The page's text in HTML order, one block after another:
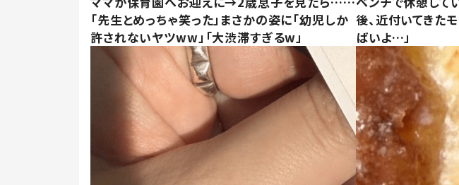
「先生とめっちゃ笑った」まさかの姿に「幼児しか
許されないヤツww」「大渋滞すぎるw」
後、近付いてきた
ばいよ…」